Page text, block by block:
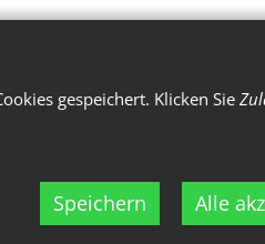
gespeichert. Klicken Sie
Speichern Alle